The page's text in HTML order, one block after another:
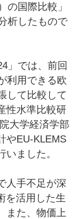
の国際比較」
析したもので
」では、前回
利用できる欧
して比較して
性水準比較研
大学経済学部
やEU-KLEMS
ました。
人手不足が深
を活用した生
また、物価上